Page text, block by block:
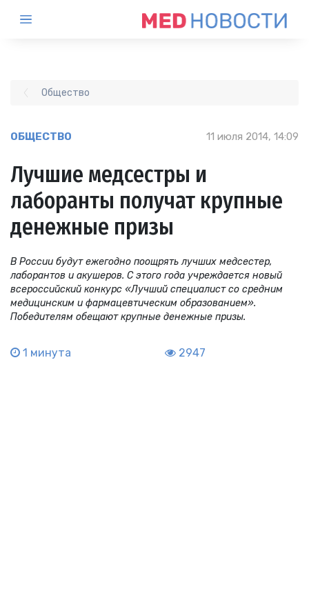
Общество
ОБЩЕСТВО 11 июля 2014, 14:09
Лучшие медсестры и
лаборанты получат крупные
денежные призы
В России будут ежегодно поощрять лучших медсестер,
лаборантов и акушеров. С этого года учреждается новый
всероссийский конкурс «Лучший специалист со средним
медицинским и фармацевтическим образованием».
Победителям обещают крупные денежные призы.
1 минута 2947